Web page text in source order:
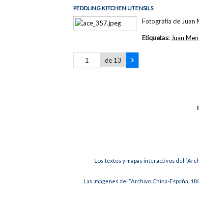
PEDDLING KITCHEN UTENSILS
Fotografía de Juan
Etiquetas: Juan
de 13
Los textos y mapas interactivos del
Las imágenes del “Archivo China-España,